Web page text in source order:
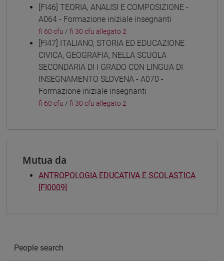
[FI46] TEORIA, ANALISI E COMPOSIZIONE -
A064 - Formazione iniziale insegnanti
fi 60 cfu / fi 30 cfu allegato 2
[FI47] ITALIANO, STORIA ED EDUCAZIONE
CIVICA, GEOGRAFIA, NELLA SCUOLA
SECONDARIA DI I GRADO CON LINGUA DI
INSEGNAMENTO SLOVENA - A070 -
Formazione iniziale insegnanti
fi 60 cfu / fi 30 cfu allegato 2
Mutua da
ANTROPOLOGIA EDUCATIVA E SCOLASTICA
[FI0009]
People search